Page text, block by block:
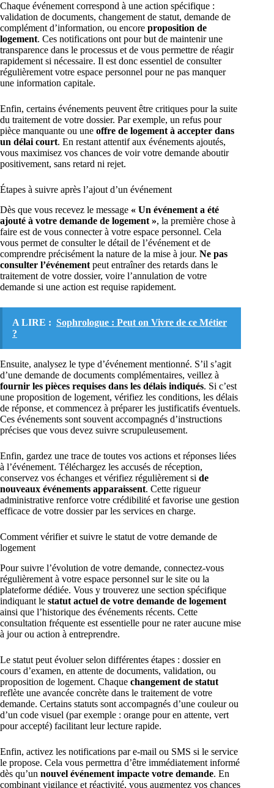
Chaque événement correspond à une action spécifique :
validation de documents, changement de statut, demande de
complément d’information, ou encore proposition de
logement. Ces notifications ont pour but de maintenir une
transparence dans le processus et de vous permettre de réagir
rapidement si nécessaire. Il est donc essentiel de consulter
régulièrement votre espace personnel pour ne pas manquer
une information capitale.
Enfin, certains événements peuvent être critiques pour la suite
du traitement de votre dossier. Par exemple, un refus pour
pièce manquante ou une offre de logement à accepter dans
un délai court. En restant attentif aux événements ajoutés,
vous maximisez vos chances de voir votre demande aboutir
positivement, sans retard ni rejet.
Étapes à suivre après l’ajout d’un événement
Dès que vous recevez le message « Un événement a été
ajouté à votre demande de logement », la première chose à
faire est de vous connecter à votre espace personnel. Cela
vous permet de consulter le détail de l’événement et de
comprendre précisément la nature de la mise à jour. Ne pas
consulter l’événement peut entraîner des retards dans le
traitement de votre dossier, voire l’annulation de votre
demande si une action est requise rapidement.
A LIRE : Sophrologue : Peut on Vivre de ce Métier
?
Ensuite, analysez le type d’événement mentionné. S’il s’agit
d’une demande de documents complémentaires, veillez à
fournir les pièces requises dans les délais indiqués. Si c’est
une proposition de logement, vérifiez les conditions, les délais
de réponse, et commencez à préparer les justificatifs éventuels.
Ces événements sont souvent accompagnés d’instructions
précises que vous devez suivre scrupuleusement.
Enfin, gardez une trace de toutes vos actions et réponses liées
à l’événement. Téléchargez les accusés de réception,
conservez vos échanges et vérifiez régulièrement si de
nouveaux événements apparaissent. Cette rigueur
administrative renforce votre crédibilité et favorise une gestion
efficace de votre dossier par les services en charge.
Comment vérifier et suivre le statut de votre demande de
logement
Pour suivre l’évolution de votre demande, connectez-vous
régulièrement à votre espace personnel sur le site ou la
plateforme dédiée. Vous y trouverez une section spécifique
indiquant le statut actuel de votre demande de logement
ainsi que l’historique des événements récents. Cette
consultation fréquente est essentielle pour ne rater aucune mise
à jour ou action à entreprendre.
Le statut peut évoluer selon différentes étapes : dossier en
cours d’examen, en attente de documents, validation, ou
proposition de logement. Chaque changement de statut
reflète une avancée concrète dans le traitement de votre
demande. Certains statuts sont accompagnés d’une couleur ou
d’un code visuel (par exemple : orange pour en attente, vert
pour accepté) facilitant leur lecture rapide.
Enfin, activez les notifications par e-mail ou SMS si le service
le propose. Cela vous permettra d’être immédiatement informé
dès qu’un nouvel événement impacte votre demande. En
combinant vigilance et réactivité, vous augmentez vos chances